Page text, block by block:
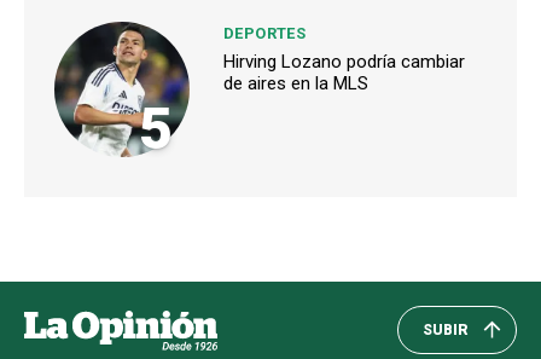
5
DEPORTES
Hirving Lozano podría cambiar
de aires en la MLS
SUBIR